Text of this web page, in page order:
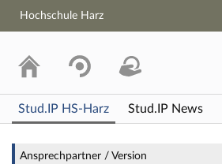
Hochschule Harz
Stud.IP HS-Harz Stud.IP News
Ansprechpartner / Version